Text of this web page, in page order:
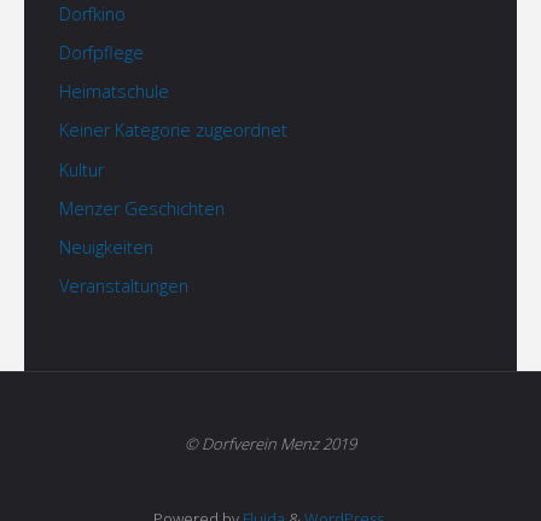
Dorfkino
Dorfpflege
Heimatschule
Keiner Kategorie zugeordnet
Kultur
Menzer Geschichten
Neuigkeiten
Veranstaltungen
© Dorfverein Menz 2019